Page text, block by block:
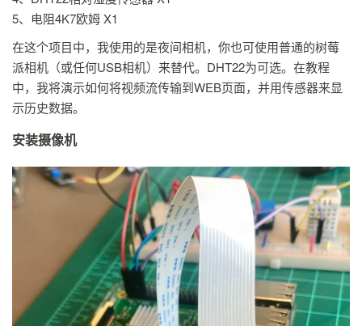
5、电阻4K7欧姆 X1
在这个项目中，我使用的是夜间相机，你也可使用普通的树莓
派相机（或任何USB相机）来替代。DHT22为可选。在教程
中，我将演示如何将视频流传输到WEB页面，并用传感器来显
示历史数据。
安装摄像机